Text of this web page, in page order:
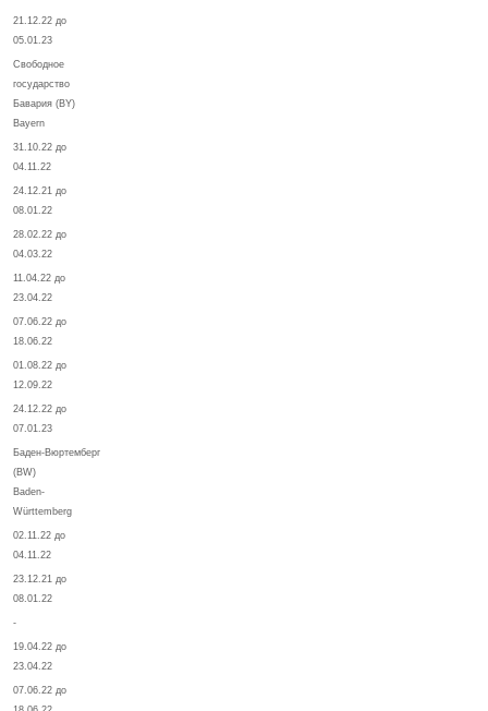
21.12.22 до
05.01.23
Свободное
государство
Бавария (BY)
Bayern
31.10.22 до
04.11.22
24.12.21 до
08.01.22
28.02.22 до
04.03.22
11.04.22 до
23.04.22
07.06.22 до
18.06.22
01.08.22 до
12.09.22
24.12.22 до
07.01.23
Баден-Вюртемберг
(BW)
Baden-
Württemberg
02.11.22 до
04.11.22
23.12.21 до
08.01.22
-
19.04.22 до
23.04.22
07.06.22 до